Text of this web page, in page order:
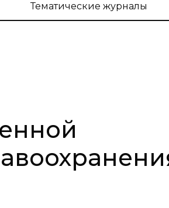
Тематические журналы